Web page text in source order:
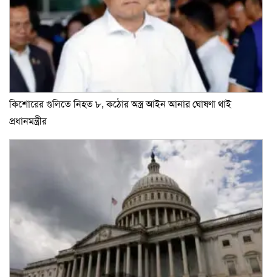
কিশোরের গুলিতে নিহত ৮, কঠোর অস্ত্র আইন আনার ঘোষণা থাই
প্রধানমন্ত্রীর